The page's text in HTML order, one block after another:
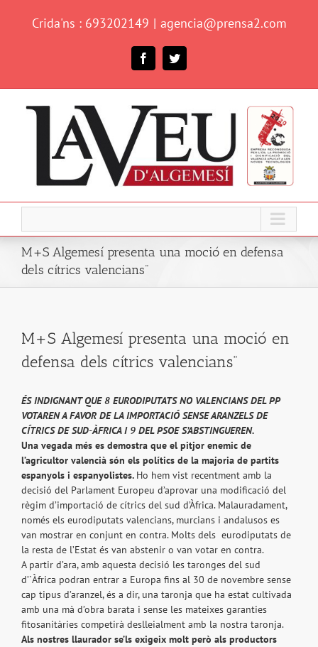
Crida'ns : 693202149 | agencia@prensa2.com
FacebookTwitter
M+S Algemesí presenta una moció en defensa
dels cítrics valencians"
M+S Algemesí presenta una moció en
defensa dels cítrics valencians"
ÉS INDIGNANT QUE 8 EURODIPUTATS NO VALENCIANS DEL PP
VOTAREN A FAVOR DE LA IMPORTACIÓ SENSE ARANZELS DE
CÍTRICS DE SUD-ÀFRICA I 9 DEL PSOE S’ABSTINGUEREN.
Una vegada més es demostra que el pitjor enemic de
l’agricultor valencià són els polítics de la majoria de partits
espanyols i espanyolistes. Ho hem vist recentment amb la
decisió del Parlament Europeu d’aprovar una modificació del
règim d’importació de cítrics del sud d’Àfrica. Malauradament,
només els eurodiputats valencians, murcians i andalusos es
van mostrar en conjunt en contra. Molts dels eurodiputats de
la resta de l’Estat és van abstenir o van votar en contra.
A partir d’ara, amb aquesta decisió les taronges del sud
d’`Àfrica podran entrar a Europa fins al 30 de novembre sense
cap tipus d’aranzel, és a dir, una taronja que ha estat cultivada
amb una mà d’obra barata i sense les mateixes garanties
fitosanitàries competirà deslleialment amb la nostra taronja.
Als nostres llaurador se’ls exigeix molt però als productors